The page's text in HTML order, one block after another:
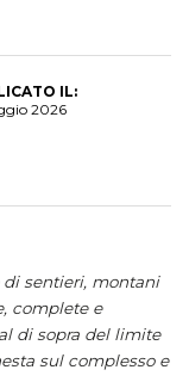
IL:
2026
di sentieri, montani
complete e
di sopra del limite
sul complesso e